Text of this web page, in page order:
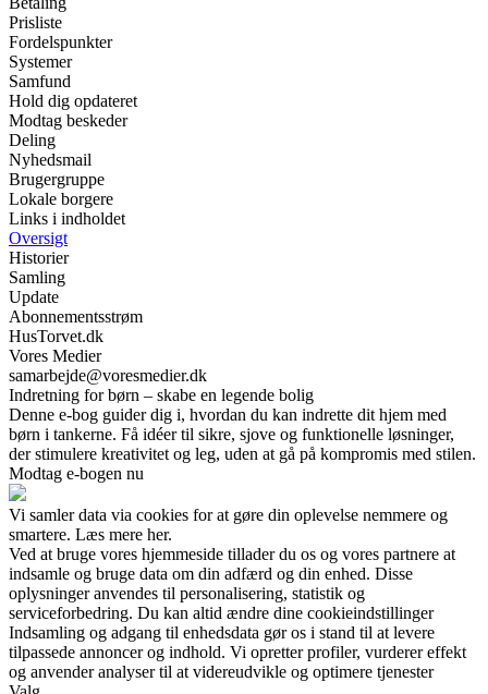
Prisliste
Fordelspunkter
Systemer
Samfund
Hold dig opdateret
Modtag beskeder
Deling
Nyhedsmail
Brugergruppe
Lokale borgere
Links i indholdet
Oversigt
Historier
Samling
Update
Abonnementsstrøm
HusTorvet.dk
Vores Medier
samarbejde@voresmedier.dk
Indretning for børn – skabe en legende bolig
Denne e-bog guider dig i, hvordan du kan indrette dit hjem med
børn i tankerne. Få idéer til sikre, sjove og funktionelle løsninger,
der stimulere kreativitet og leg, uden at gå på kompromis med stilen.
Modtag e-bogen nu
Vi samler data via cookies for at gøre din oplevelse nemmere og
smartere. Læs mere her.
Ved at bruge vores hjemmeside tillader du os og vores partnere at
indsamle og bruge data om din adfærd og din enhed. Disse
oplysninger anvendes til personalisering, statistik og
serviceforbedring. Du kan altid ændre dine cookieindstillinger
Indsamling og adgang til enhedsdata gør os i stand til at levere
tilpassede annoncer og indhold. Vi opretter profiler, vurderer effekt
og anvender analyser til at videreudvikle og optimere tjenester